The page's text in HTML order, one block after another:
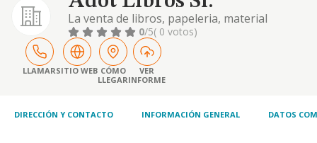
La venta de libros, papeleria, material
escolar, prensa, juguetes educativos y
regalos. la organizacion y realizacion de
actividades de animacion a la lectura y
eventos culturales.
0/5( 0 votos)
LLAMARSITIO WEB CÓMO
LLEGAR
VER
INFORME
DIRECCIÓN Y CONTACTO INFORMACIÓN GENERAL DATOS